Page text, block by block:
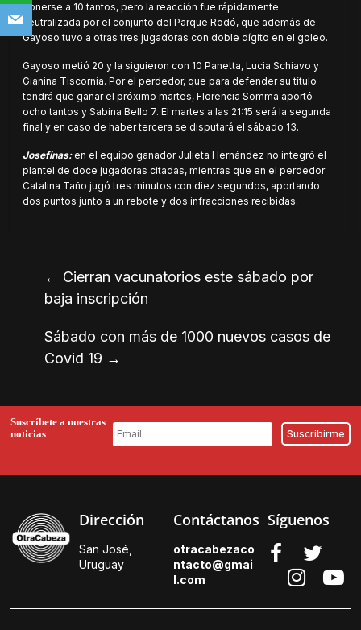
ponerse a 10 tantos, pero la reacción fue rápidamente
neutralizada por el conjunto del Parque Rodó, que además de
Gayoso tuvo a otras tres jugadoras con doble dígito en el goleo.
Gayoso metió 20 y la siguieron con 10 Panetta, Lucia Schiavo y
Gianina Tiscornia. Por el perdedor, que para defender su título
tendrá que ganar el próximo martes, Florencia Somma aportó
ocho tantos y Sabina Bello 7. El martes a las 21:15 será la segunda
final y en caso de haber tercera se disputará el sábado 13.
Josefinas:en el equipo ganador Julieta Hernández no integró el
plantel de doce jugadoras citadas, mientras que en el perdedor
Catalina Taño jugó tres minutos con diez segundos, aportando
dos puntos junto a un rebote y dos infracciones recibidas.
← Cierran vacunatorios este sábado por
baja inscripción
Sábado con más de 1000 nuevos casos de
Covid 19 →
Suscríbete a nuestras
noticias
Dirección
San José,
Uruguay
Contáctanos
otracabezaco
ntacto@gmai
l.com
Síguenos